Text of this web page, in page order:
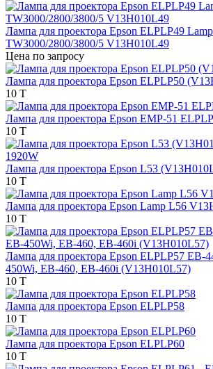
Лампа для проектора Epson ELPLP49
TW3000/2800/3800/5 V13H010L49
Цена по запросу
Лампа для проектора Epson ELPLP50
10 T
Лампа для проектора Epson EMP-51
10 T
Лампа для проектора Epson L53
10 T
Лампа для проектора Epson Lamp L56
10 T
Лампа для проектора Epson ELPLP57 EB-
450Wi, EB-460, EB-460i (V13H010L57)
10 T
Лампа для проектора Epson ELPLP58
10 T
Лампа для проектора Epson ELPLP60
10 T